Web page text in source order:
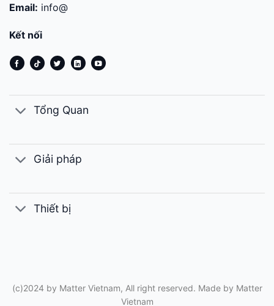
Email: info@
Kết nối
Tổng Quan
Giải pháp
Thiết bị
(c)2024 by Matter Vietnam, All right reserved. Made by Matter
Vietnam